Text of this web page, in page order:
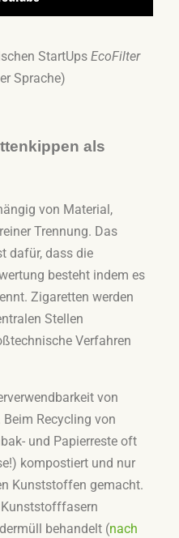
StartUps EcoFilter
Sprache)
als
von Material,
Trennung. Das
dafür, dass die
besteht indem es
Zigaretten werden
Stellen
Verfahren
von
Recycling von
und Papierreste oft
kompostiert und nur
Kunststoffen gemacht.
behandelt (nach